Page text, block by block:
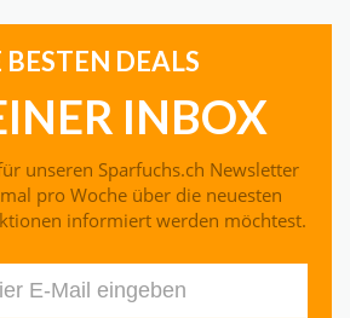
BESTEN DEALS
INBOX
unseren Sparfuchs.ch Newsletter
pro Woche über die neuesten
informiert werden möchtest.